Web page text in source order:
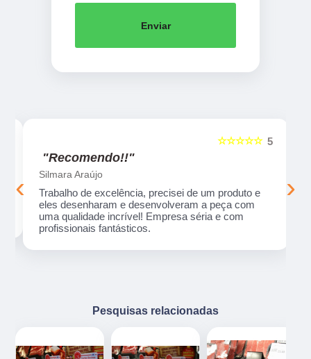
Enviar
5
☆☆☆☆☆
"Recomendo!!"
Silmara Araújo
Trabalho de excelência, precisei de um produto e
eles desenharam e desenvolveram a peça com
uma qualidade incrível! Empresa séria e com
profissionais fantásticos.
‹ ›
Pesquisas relacionadas